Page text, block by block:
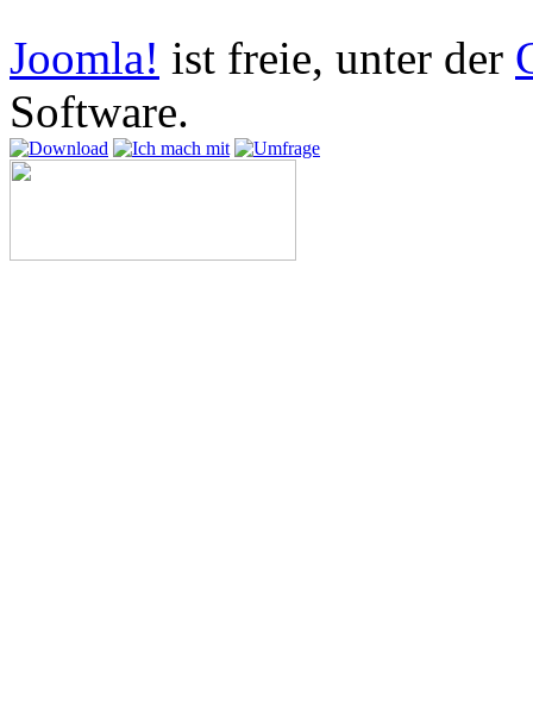
Joomla! ist freie, unter der
Software.